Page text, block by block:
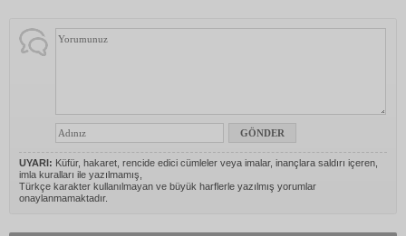
UYARI: Küfür, hakaret, rencide edici cümleler veya imalar, inançlara saldırı içeren,
imla kuralları ile yazılmamış,
Türkçe karakter kullanılmayan ve büyük harflerle yazılmış yorumlar
onaylanmamaktadır.